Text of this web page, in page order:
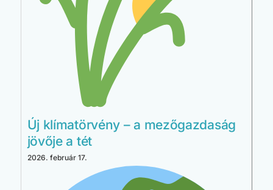
Új klímatörvény – a mezőgazdaság
jövője a tét
2026. február 17.